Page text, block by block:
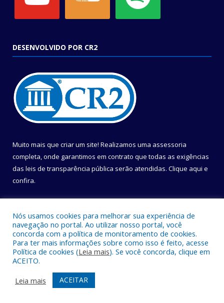
DESENVOLVIDO POR CR2
Muito mais que criar um site! Realizamos uma assessoria
completa, onde garantimos em contrato que todas as exigências
das leis de transparência pública serão atendidas. Clique aqui e
confira.
Todos os direitos reservados a Câmara Municipal de Belém.
Mapa do Site
Acessar Área Administrativa
Acessar Webmail
Nós usamos cookies para melhorar sua experiência de
navegação no portal. Ao utilizar nosso portal, você
concorda com a política de monitoramento de cookies.
Para ter mais informações sobre como isso é feito, acesse
Política de cookies (Leia mais). Se você concorda, clique em
ACEITO.
Leia mais
ACEITAR